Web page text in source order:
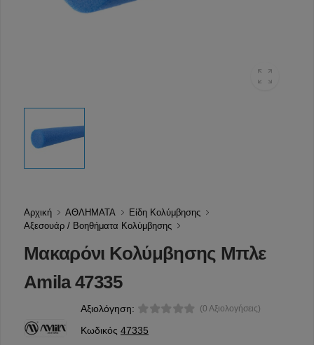
Αρχική ΑΘΛΗΜΑΤΑ
Είδη Κολύμβησης
Αξεσουάρ / Βοηθήματα Κολύμβησης
Μακαρόνι Κολύμβησης Μπλε
Amila 47335
Αξιολόγηση: (0 Αξιολογήσεις)
Κωδικός 47335